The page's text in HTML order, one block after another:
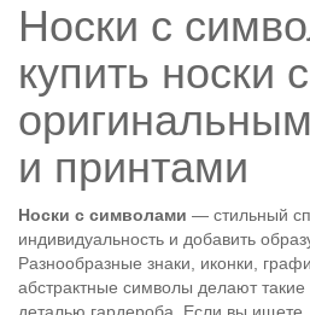
Носки с
купить носки с
и принтами
Носки с символами — стильный
индивидуальность и добавить
Разнообразные знаки, иконки,
абстрактные символы делают